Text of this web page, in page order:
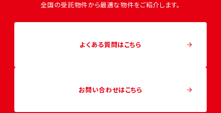
全国の受託物件から最適な物件をご紹介します。
よくある質問はこちら
お問い合わせはこちら